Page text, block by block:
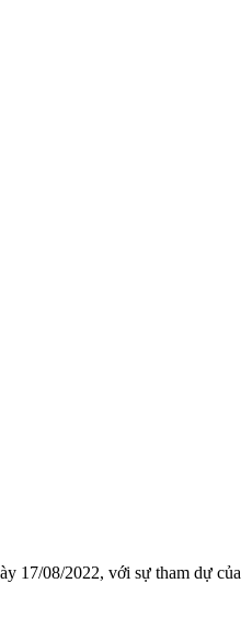
17/08/2022, với sự tham dự của